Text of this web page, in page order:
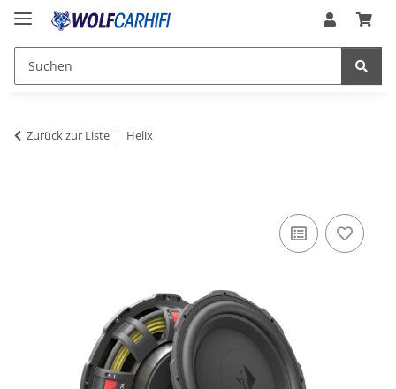
Zurück zur Liste Helix